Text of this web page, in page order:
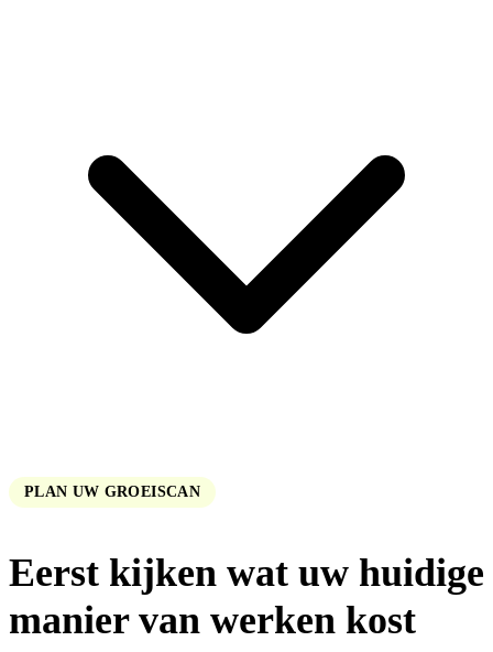
PLAN UW GROEISCAN
Eerst kijken wat uw huidige
manier van werken kost